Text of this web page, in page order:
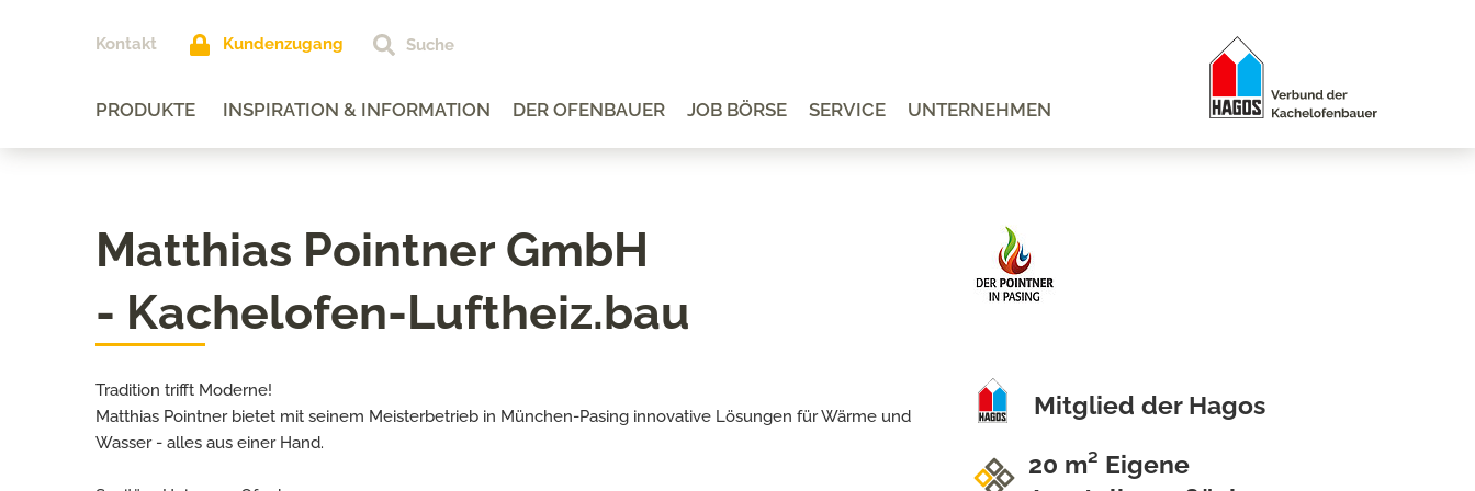
Kontakt Kundenzugang
PRODUKTE INSPIRATION & INFORMATION DER OFENBAUER JOB BÖRSE SERVICE UNTERNEHMEN
Matthias Pointner GmbH
- Kachelofen-Luftheiz.bau
Tradition trifft Moderne!
Matthias Pointner bietet mit seinem Meisterbetrieb in München-Pasing innovative Lösungen für Wärme und
Wasser - alles aus einer Hand.
Mitglied der Hagos
20 m² Eigene